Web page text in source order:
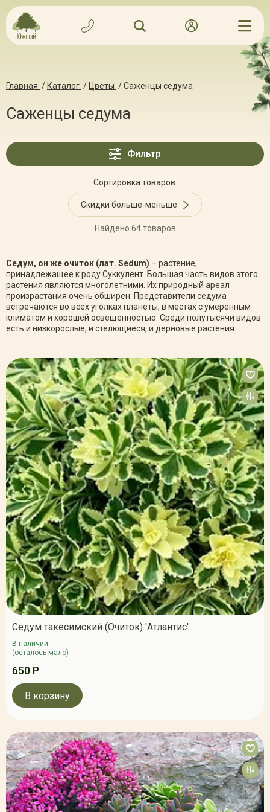
Главная / Каталог / Цветы /Саженцы седума
Саженцы седума
Фильтр
Сортировка товаров:
Скидки больше-меньше
Найдено 64 товаров
Седум, он же очиток (лат. Sedum) – растение,
принадлежащее к роду Суккулент. Большая часть видов этого
растения являются многолетними. Их природный ареал
произрастания очень обширен. Представители седума
встречаются во всех уголках планеты, в местах с умеренным
климатом и хорошей освещенностью. Среди полутысячи видов
есть и низкорослые, и стелющиеся, и дерновые растения.
Седум такесимский (Очиток) 'Атлантис'
В наличии
(осталось мало)
650 Р
В корзину